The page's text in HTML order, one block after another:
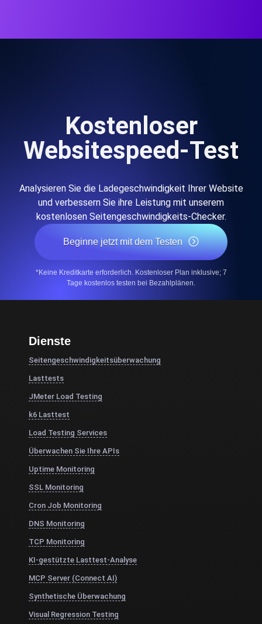
Kostenloser
Websitespeed-Test
Analysieren Sie die Ladegeschwindigkeit Ihrer Website
und verbessern Sie ihre Leistung mit unserem
kostenlosen Seitengeschwindigkeits-Checker.
Beginne jetzt mit dem Testen
*Keine Kreditkarte erforderlich. Kostenloser Plan inklusive; 7
Tage kostenlos testen bei Bezahlplänen.
Dienste
Seitengeschwindigkeitsüberwachung
Lasttests
JMeter Load Testing
k6 Lasttest
Load Testing Services
Überwachen Sie Ihre APIs
Uptime Monitoring
SSL Monitoring
Cron Job Monitoring
DNS Monitoring
TCP Monitoring
KI-gestützte Lasttest-Analyse
MCP Server (Connect AI)
Synthetische Überwachung
Visual Regression Testing